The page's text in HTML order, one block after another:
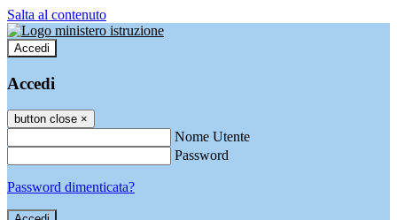
Salta al contenuto
Accedi
Accedi
button close ×
Nome Utente
Password
Password dimenticata?